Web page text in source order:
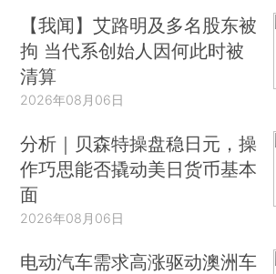
【我闻】艾路明及多名股东被
拘 当代系创始人因何此时被
清算
2026年08月06日
分析｜贝森特操盘稳日元，操
作巧思能否撬动美日货币基本
面
2026年08月06日
电动汽车需求高涨驱动澳洲车